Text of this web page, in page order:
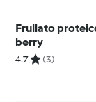
Frullato
berry
4.7 (3)